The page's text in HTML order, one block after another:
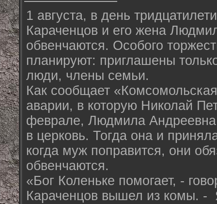
1 августа, в день
Караченцов и его жена
обвенчаются. Особого
планируют: приглашены
люди, члены семьи.
Как сообщает
аварии, в которую Николай
феврале, Людмила
в церковь. Тогда она и
когда муж поправится, они
обвенчаются.
«Бог Коленьке помогает, -
Караченцов вышел из комы. -